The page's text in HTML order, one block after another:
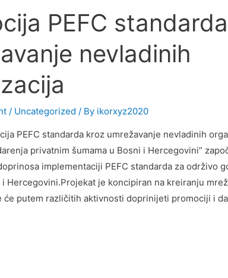
PEFC
nevladinih
/ Uncategorized / By ikorxyz2020
PEFC standarda kroz umrežavanje nevladinih
privatnim šumama u Bosni i Hercegovini”
implementaciji PEFC standarda za održivo
i Hercegovini.Projekat je koncipiran na kreiranju
će putem različitih aktivnosti doprinijeti promociji i